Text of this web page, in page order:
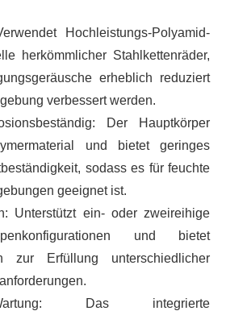
Hochleistungs-Polyamid-
herkömmlicher Stahlkettenräder,
erheblich reduziert
verbessert werden.
Der Hauptkörper
und bietet geringes
sodass es für feuchte
geeignet ist.
Unterstützt ein- oder zweireihige
und bietet
zur Erfüllung unterschiedlicher
Das integrierte